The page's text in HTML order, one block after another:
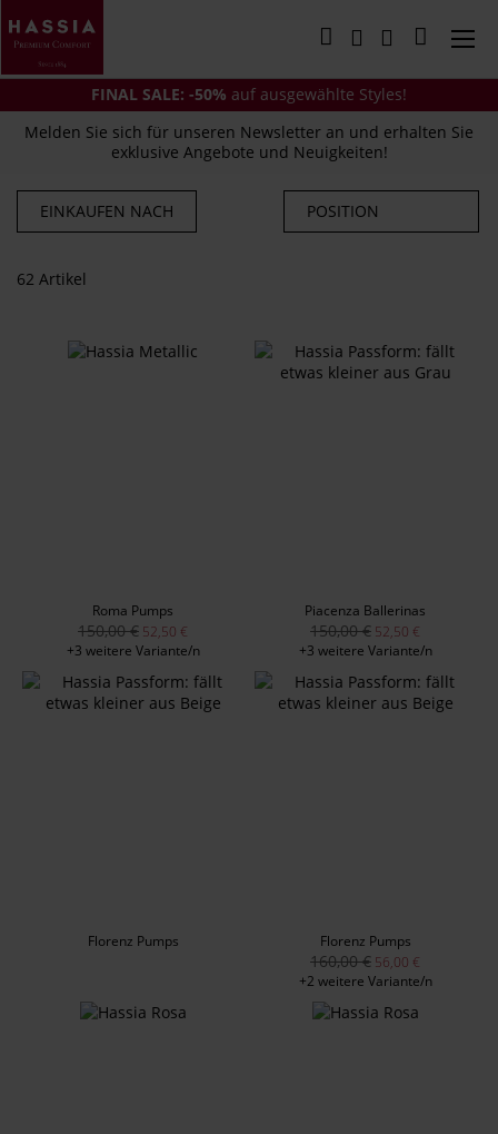
zum
Inhalt
Mein
FINAL SALE: -50% auf ausgewählte Styles!
Melden Sie sich für unseren Newsletter an und erhalten Sie
exklusive Angebote und Neuigkeiten!
62 Artikel
Roma Pumps
150,00 € 52,50 €
+3 weitere Variante/n
Piacenza Ballerinas
150,00 € 52,50 €
+3 weitere Variante/n
Florenz Pumps Florenz Pumps
160,00 € 56,00 €
+2 weitere Variante/n
EINKAUFEN NACH